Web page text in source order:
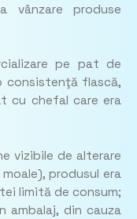
vânzare produse
pe pat de
consistenţă flască,
cu chefal care era
vizibile de alterare
produsul era
limită de consum;
ambalaj, din cauza